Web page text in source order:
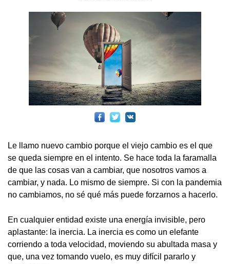
Le llamo nuevo cambio porque el viejo cambio es el que
se queda siempre en el intento. Se hace toda la faramalla
de que las cosas van a cambiar, que nosotros vamos a
cambiar, y nada. Lo mismo de siempre. Si con la pandemia
no cambiamos, no sé qué más puede forzarnos a hacerlo.
En cualquier entidad existe una energía invisible, pero
aplastante: la inercia. La inercia es como un elefante
corriendo a toda velocidad, moviendo su abultada masa y
que, una vez tomando vuelo, es muy difícil pararlo y